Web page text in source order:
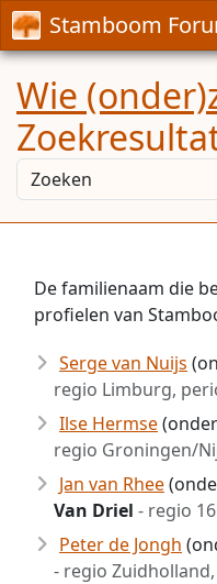
Stamboom
Wie
De familienaam die
profielen van
Serge van Nuijs
regio Limburg,
Ilse Hermse
regio Groningen/
Jan van Rhee
Van Driel - regio
Peter de Jongh
- regio